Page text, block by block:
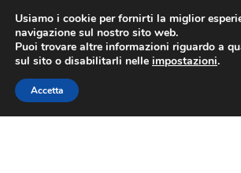
CONSEGNA da 7
Lun-Ven 9:00 - 16:00/
Vai
alla
navigazione
Vai
al
contenuto
Usiamo i cookie per fornirti la miglior
navigazione sul nostro sito web.
Puoi trovare altre informazioni riguardo a
sul sito o disabilitarli nelle impostazioni.
Accetta